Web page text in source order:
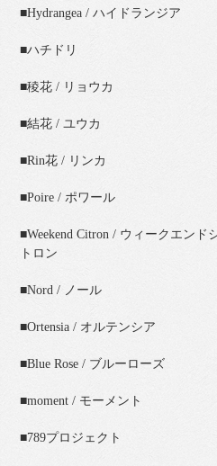
■Hydrangea / ハイドランジア
■ハチドリ
■稜花 / リョウカ
■結花 / ユウカ
■Rin花 / リンカ
■Poire / ポワール
■Weekend Citron / ウィークエンド
トロン
■Nord / ノール
■Ortensia / オルテンシア
■Blue Rose / ブルーローズ
■moment / モーメント
■789プロジェクト